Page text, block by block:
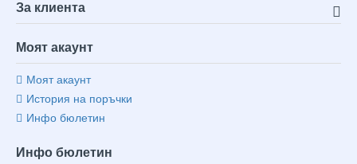
За клиента
Моят акаунт
Моят акаунт
История на поръчки
Инфо бюлетин
Инфо бюлетин